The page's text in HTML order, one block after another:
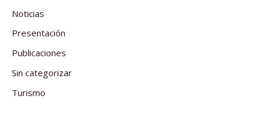
Noticias
Presentación
Publicaciones
Sin categorizar
Turismo